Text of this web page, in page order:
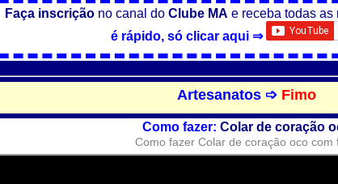
Faça inscrição no canal doClube MA e receba todas as
é rápido, só clicar aqui ⇒
Artesanatos ➩ Fimo
Como fazer: Colar de coração
Como fazer Colar de coração oco com